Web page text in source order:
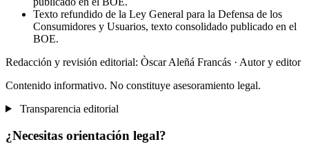
Texto refundido de la Ley General para la Defensa de los
Consumidores y Usuarios, texto consolidado publicado en el
BOE.
Redacción y revisión editorial: Òscar Aleñá Francás · Autor y editor
Contenido informativo. No constituye asesoramiento legal.
Transparencia editorial
¿Necesitas orientación legal?